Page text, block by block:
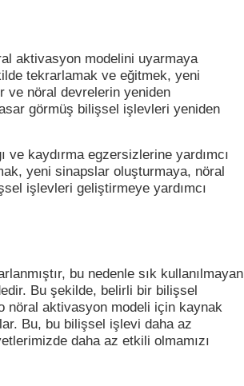
aktivasyon modelini uyarmaya
tekrarlamak ve eğitmek, yeni
ve nöral devrelerin yeniden
görmüş bilişsel işlevleri yeniden
kaydırma egzersizlerine yardımcı
yeni sinapslar oluşturmaya, nöral
işlevleri geliştirmeye yardımcı
bu nedenle sık kullanılmayan
Bu şekilde, belirli bir bilişsel
nöral aktivasyon modeli için kaynak
Bu, bu bilişsel işlevi daha az
daha az etkili olmamızı